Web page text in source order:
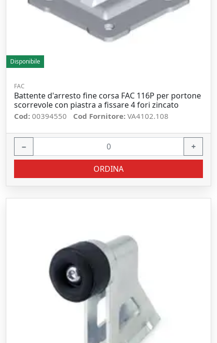
Disponibile
FAC
Battente d'arresto fine corsa FAC 116P per portone
scorrevole con piastra a fissare 4 fori zincato
Cod: 00394550 Cod Fornitore: VA4102.108
− +
ORDINA